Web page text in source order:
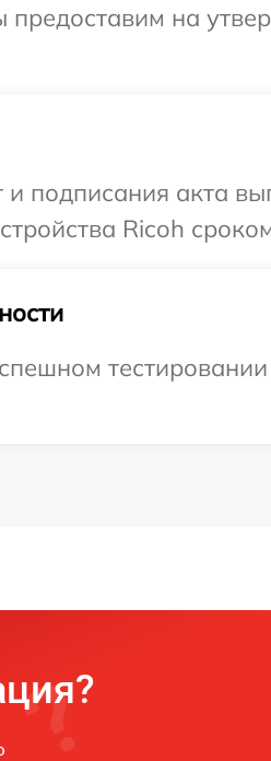
на
подписания акта
Ricoh